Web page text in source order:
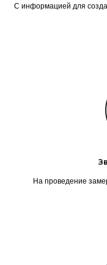
С информацией для
На проведение